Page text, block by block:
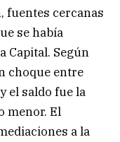
fuentes cercanas
se había
Capital. Según
choque entre
el saldo fue la
menor. El
a la